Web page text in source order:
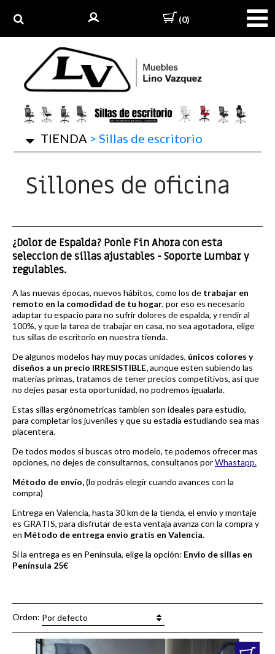
(0)
TIENDA > Sillas de escritorio
Sillones de oficina
¿Dolor de Espalda? Ponle Fin Ahora con esta
seleccion de sillas ajustables - Soporte Lumbar y
regulables.
A las nuevas épocas, nuevos hábitos, como los de trabajar en
remoto en la comodidad de tu hogar, por eso es necesario
adaptar tu espacio para no sufrir dolores de espalda, y rendir al
100%, y que la tarea de trabajar en casa, no sea agotadora, elige
tus sillas de escritorio en nuestra tienda.
De algunos modelos hay muy pocas unidades, únicos colores y
diseños a un precio IRRESISTIBLE,aunque esten subiendo las
materias primas, tratamos de tener precios competitivos, asi que
no dejes pasar esta oportunidad, no podremos igualarla.
Estas sillas ergónometricas tambien son ideales para estudio,
para completar los juveniles y que su estadia estudiando sea mas
placentera.
De todos modos si buscas otro modelo, te podemos ofrecer mas
opciones, no dejes de consultarnos, consultanos porWhastapp.
Método de envío,(lo podrás elegir cuando avances con la
compra)
Entrega en Valencia, hasta 30 km de la tienda, el envio y montaje
es GRATIS, para disfrutar de esta ventaja avanza con la compra y
en Método de entrega envio gratis en Valencia.
Si la entrega es en Península, elige la opción: Envio de sillas en
Península 25€
Orden: Por defecto